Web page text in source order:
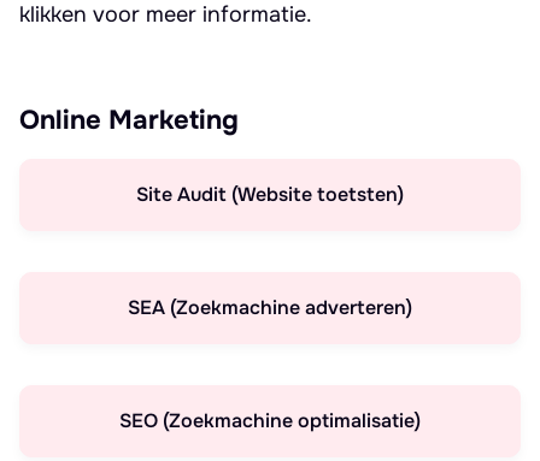
klikken voor meer informatie.
Online Marketing
Site Audit (Website toetsten)
SEA (Zoekmachine adverteren)
SEO (Zoekmachine optimalisatie)